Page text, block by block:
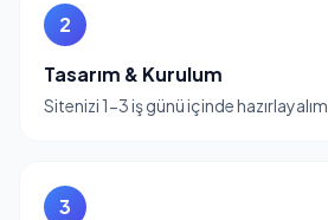
2
Tasarım & Kurulum
Sitenizi 1-3 iş günü içinde hazırlayalım.
3